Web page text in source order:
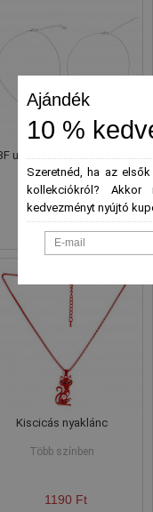
unikornis nyaklánc pár
1790 Ft
Kiscicás nyaklánc
Több színben
1190 Ft
Ajándék
10 %
Szeretnéd, ha az
kollekciókról?
kedvezményt nyújtó